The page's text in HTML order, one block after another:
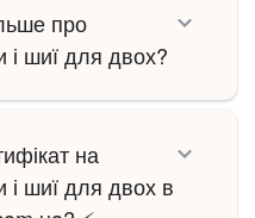
про
шиї для двох?
на
шиї для двох в